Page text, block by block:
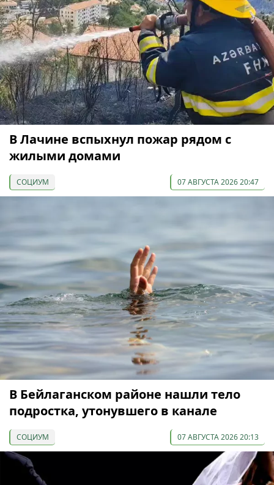
В Лачине вспыхнул пожар рядом с
жилыми домами
СОЦИУМ 07 АВГУСТА 2026 20:47
В Бейлаганском районе нашли тело
подростка, утонувшего в канале
СОЦИУМ 07 АВГУСТА 2026 20:13